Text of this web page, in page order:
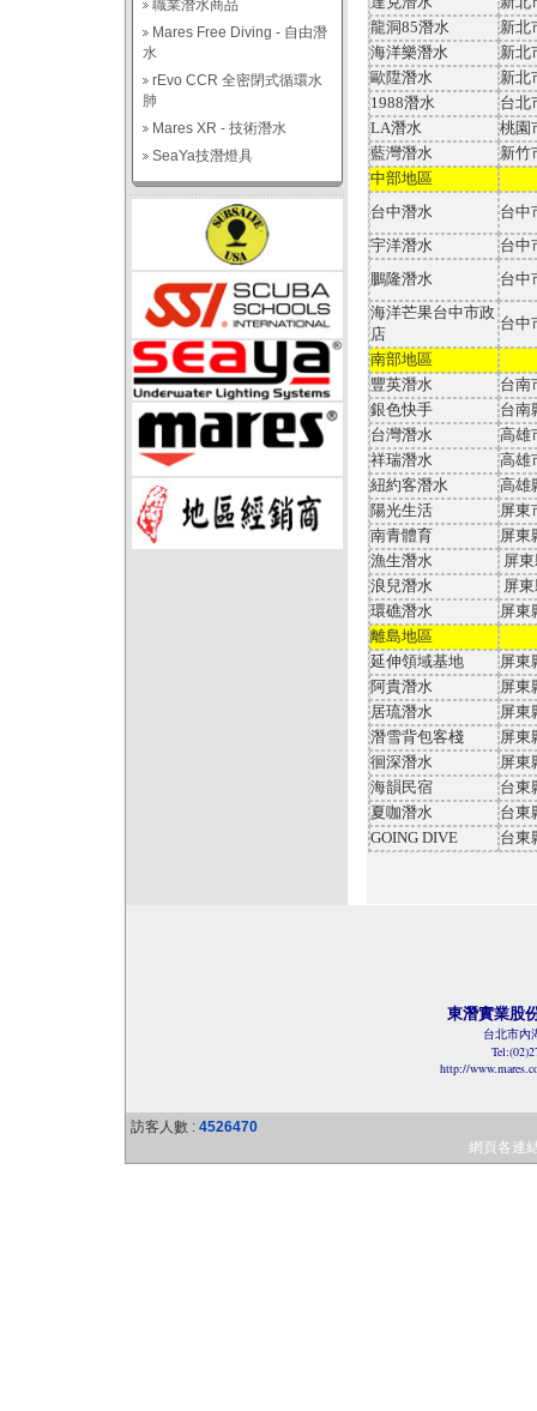
職業潛水商品
Mares Free Diving - 自由潛
水
rEvo CCR 全密閉式循環水
肺
Mares XR - 技術潛水
SeaYa技潛燈具
龍洞85潛水
新北
海洋樂潛水
新北
歐陞潛水
新北
1988潛水
台北
LA潛水
桃園
藍灣潛水
新竹
中部地區
台中潛水
台中
宇洋潛水
台中
鵬隆潛水
台中
海洋芒果台中市政
店
台中
南部地區
豐英潛水
台南
銀色快手
台南
台灣潛水
高雄
祥瑞潛水
高雄
紐約客潛水
高雄
陽光生活
屏東
南青體育
屏東
漁生潛水
屏
浪兒潛水
屏
環礁潛水
屏東
離島地區
延伸領域基地
屏東
阿貴潛水
屏東
居琉潛水
屏東
潛雪背包客棧
屏東
徊深潛水
屏東
海韻民宿
台東
夏咖潛水
台東
GOING DIVE
台東
東潛實業股
台北市內
http://
訪客人數 : 4526470
網頁各連